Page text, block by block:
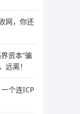
网，你还
资本”骗
离！
个连ICP